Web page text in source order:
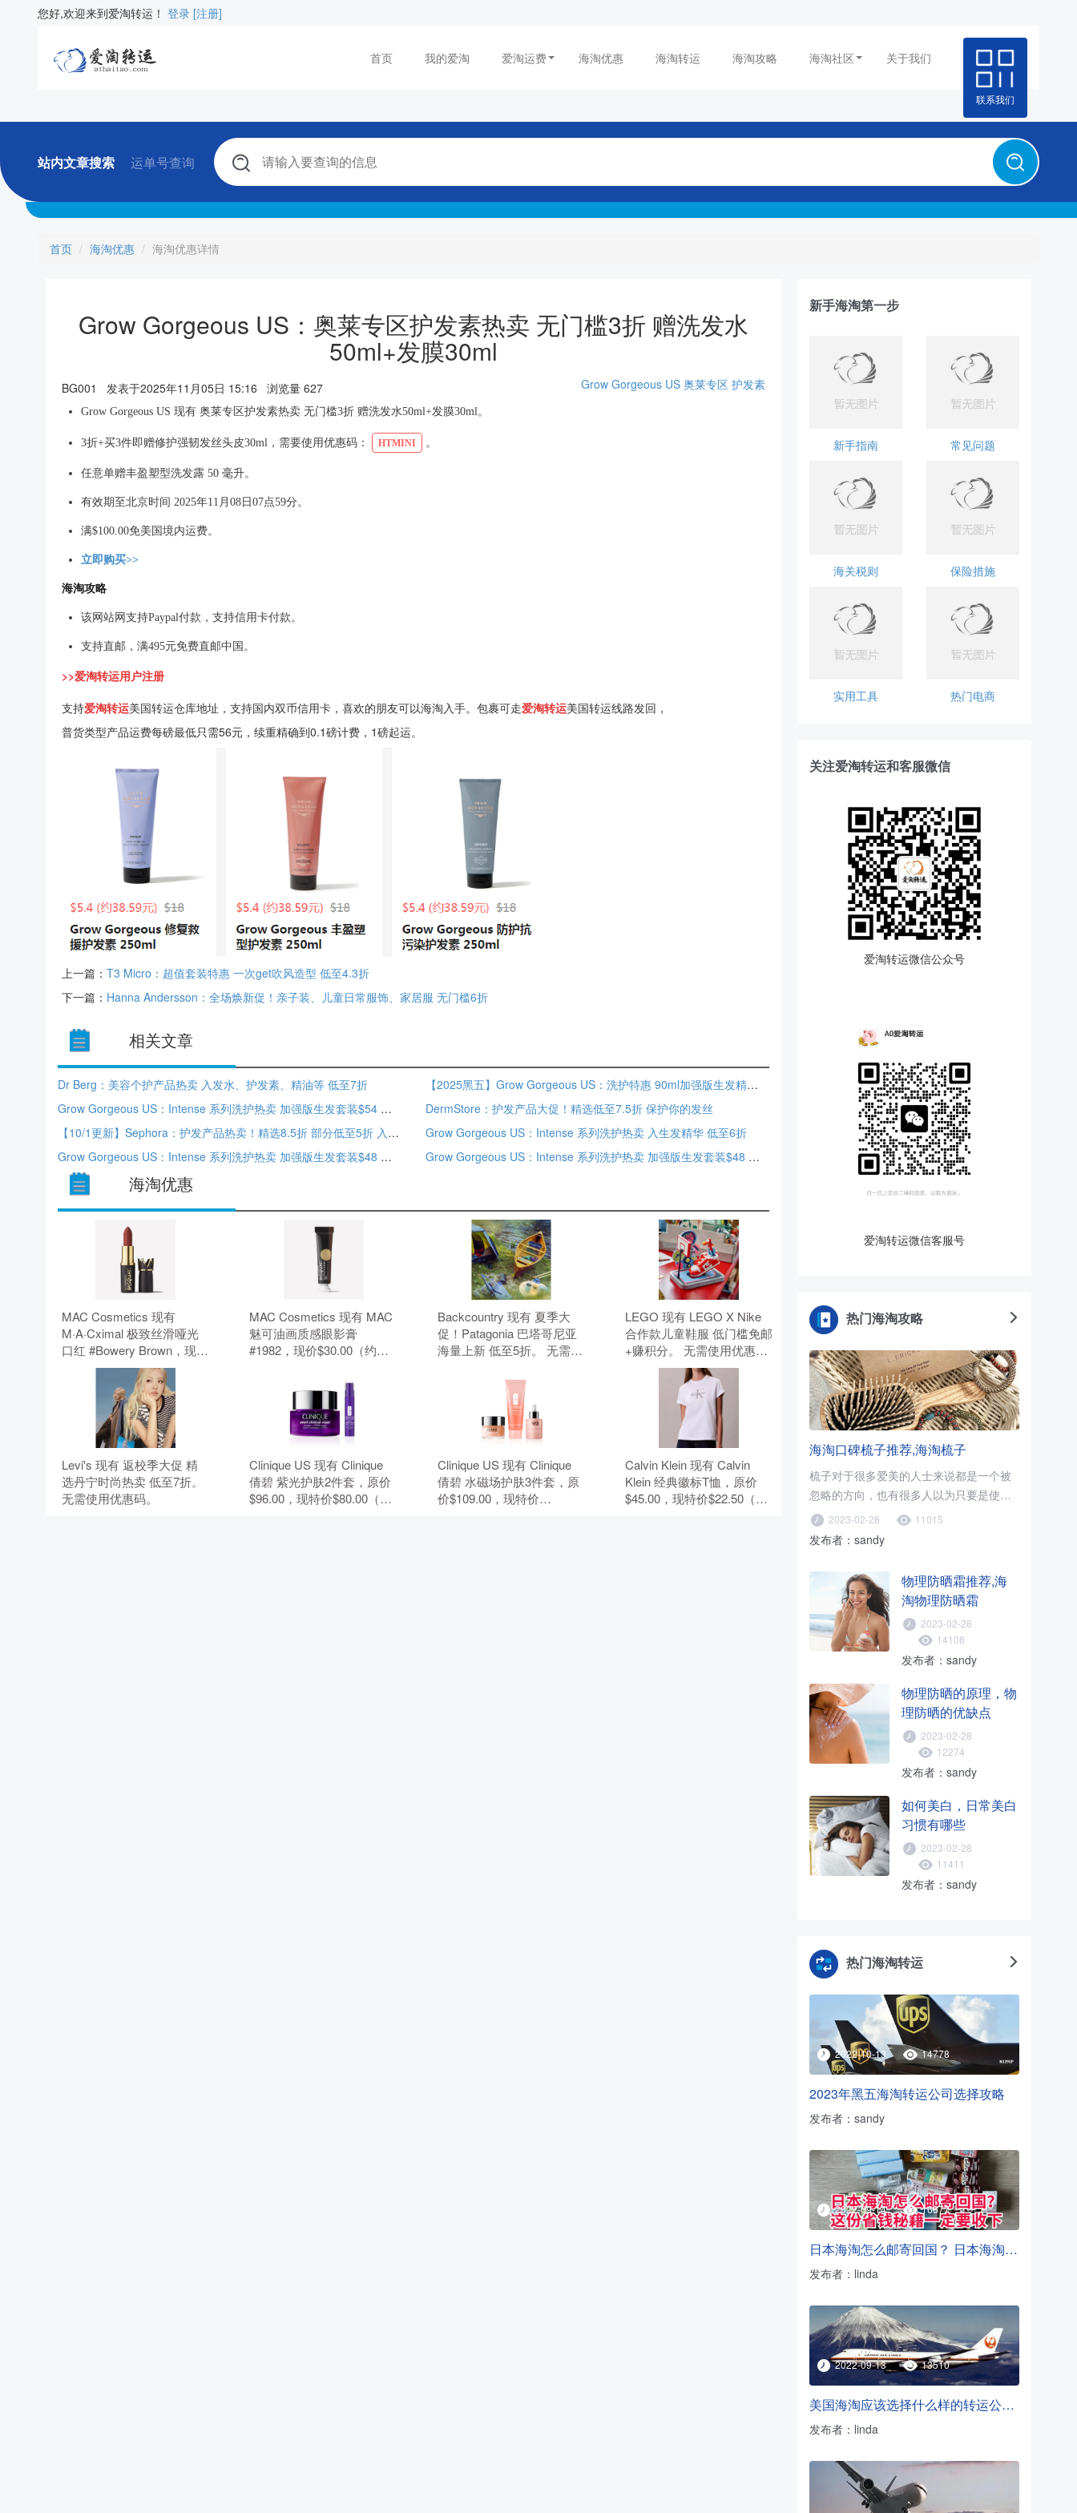
您好,欢迎来到爱淘转运！ 登录 [注册]
首页 我的爱淘 爱淘运费 海淘优惠 海淘转运 海淘攻略 海淘社区 关于我们
联系我们
站内文章搜索 运单号查询
首页 海淘优惠 海淘优惠详情
Grow Gorgeous US：奥莱专区护发素热卖 无门槛3折 赠洗发水
50ml+发膜30ml
BG001 发表于2025年11月05日 15:16 浏览量 627 Grow Gorgeous US 奥莱专区 护发素
Grow Gorgeous US 现有 奥莱专区护发素热卖 无门槛3折 赠洗发水50ml+发膜30ml。
3折+买3件即赠修护强韧发丝头皮30ml，需要使用优惠码： HTMINI 。
任意单赠丰盈塑型洗发露 50 毫升。
有效期至北京时间 2025年11月08日07点59分。
满$100.00免美国境内运费。
立即购买>>
海淘攻略
该网站网支持Paypal付款，支持信用卡付款。
支持直邮，满495元免费直邮中国。
>>爱淘转运用户注册
支持爱淘转运美国转运仓库地址，支持国内双币信用卡，喜欢的朋友可以海淘入手。包裹可走爱淘转运美国转运线路发回，
普货类型产品运费每磅最低只需56元，续重精确到0.1磅计费，1磅起运。
上一篇： T3 Micro：超值套装特惠 一次get吹风造型 低至4.3折
下一篇： Hanna Andersson：全场焕新促！亲子装、儿童日常服饰、家居服 无门槛6折
相关文章
Dr Berg：美容个护产品热卖 入发水、护发素、精油等 低至7折
【2025黑五】Grow Gorgeous US：洗护特惠 90ml加强版生发精华$18 无门槛3折+额外9.5折+任意单赠发膜中样
Grow Gorgeous US：Intense 系列洗护热卖 加强版生发套装$54 无门槛6折
DermStore：护发产品大促！精选低至7.5折 保护你的发丝
【10/1更新】Sephora：护发产品热卖！精选8.5折 部分低至5折 入Fenty护发素
Grow Gorgeous US：Intense 系列洗护热卖 入生发精华 低至6折
Grow Gorgeous US：Intense 系列洗护热卖 加强版生发套装$48 精选6折+额外9折+赠平衡护发素 250ml
Grow Gorgeous US：Intense 系列洗护热卖 加强版生发套装$48 精选6折+额外9折+赠平衡护发素 250ml
海淘优惠
MAC Cosmetics 现有
M·A·Cximal 极致丝滑哑光
口红 #Bowery Brown，现价
$35.00（约236.75元）。 无
需使用优惠码。
MAC Cosmetics 现有 MAC
魅可油画质感眼影膏
#1982，现价$30.00（约
Backcountry 现有 夏季大
促！Patagonia 巴塔哥尼亚
海量上新 低至5折。 无需使
LEGO 现有 LEGO X Nike
合作款儿童鞋服 低门槛免邮
+赚积分。 无需使用优惠
Levi's 现有 返校季大促 精
选丹宁时尚热卖 低至7折。
无需使用优惠码。
Clinique US 现有 Clinique
倩碧 紫光护肤2件套，原价
$96.00，现特价$80.00（约
Clinique US 现有 Clinique
倩碧 水磁场护肤3件套，原
价$109.00，现特价
Calvin Klein 现有 Calvin
Klein 经典徽标T恤，原价
$45.00，现特价$22.50（约
新手海淘第一步
新手指南 常见问题
海关税则 保险措施
实用工具 热门电商
关注爱淘转运和客服微信
爱淘转运微信公众号
爱淘转运微信客服号
热门海淘攻略
海淘口碑梳子推荐,海淘梳子
梳子对于很多爱美的人士来说都是一个被
忽略的方向，也有很多人以为只要是使用
木梳就可以了，只要促进血液循环..
2023-02-28 11015
发布者：sandy
物理防晒霜推荐,海
淘物理防晒霜
2023-02-28
14108
发布者：sandy
物理防晒的原理，物
理防晒的优缺点
2023-02-28
12274
发布者：sandy
如何美白，日常美白
习惯有哪些
2023-02-28
11411
发布者：sandy
热门海淘转运
2022-10-13 14778
2023年黑五海淘转运公司选择攻略
发布者：sandy
2022-09-14 16677
日本海淘怎么邮寄回国？ 日本海淘转运方法
发布者：linda
2022-09-13 13510
美国海淘应该选择什么样的转运公司？
发布者：linda